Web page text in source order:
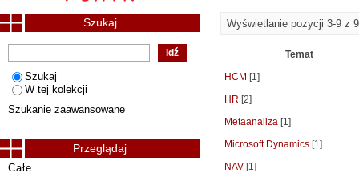
Wyświetlanie pozycji 3-9 z 9
Temat
HCM [1]
HR [2]
Metaanaliza [1]
Microsoft Dynamics [1]
NAV [1]
Szukaj
Szukaj
W tej kolekcji
Szukanie zaawansowane
Przeglądaj
Całe